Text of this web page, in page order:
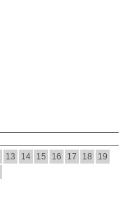
13 14 15 16 17 18
19